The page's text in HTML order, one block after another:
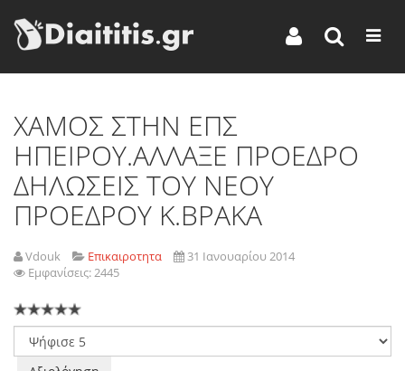
XAΜΟΣ ΣΤΗΝ ΕΠΣ
ΗΠΕΙΡΟΥ.ΑΛΛΑΞΕ ΠΡΟΕΔΡO
ΔΗΛΩΣΕΙΣ ΤΟΥ ΝΕΟΥ
ΠΡΟΕΔΡΟΥ Κ.ΒΡΑΚΑ
Vdouk Επικαιροτητα
31 Ιανουαρίου 2014
Εμφανίσεις: 2445
Παρακαλώ
αξιολογήστε